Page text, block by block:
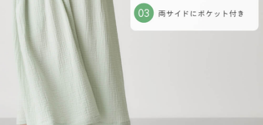
産後 ガードル インナー
マタニティ 腹巻き
ブラトップ
親子セット
快適機能ウェア特集 トップス
快適機能ウェア特集 ボトムス
ベビー
あったかアイテム｜
もらって嬉しいギフト
裏起毛素材